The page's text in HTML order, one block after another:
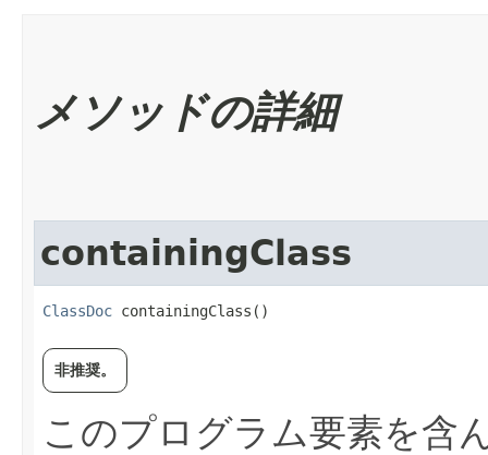
メソッドの詳細
containingClass
ClassDoc containingClass()
非推奨。
このプログラム要素を含